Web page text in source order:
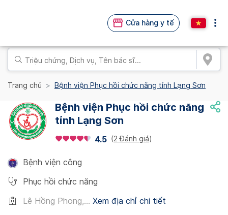
Cửa hàng y tế
Trang chủ Bệnh viện Phục hồi chức năng tỉnh Lạng Sơn
Bệnh viện Phục hồi chức năng
tỉnh Lạng Sơn
4.5 (2 Đánh giá)
Bệnh viện công
Phục hồi chức năng
Lê Hồng Phong,... Xem địa chỉ chi tiết